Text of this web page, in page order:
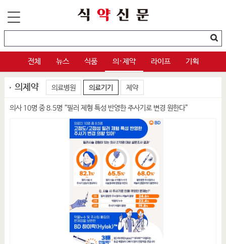
전체 뉴스 식품 의·제약 라이프 기획
의제약 의료병원 의료기기 제약
의사 10명 중 8.5명 “필러 제형 특성 반영한 주사기로 변경 원한다”